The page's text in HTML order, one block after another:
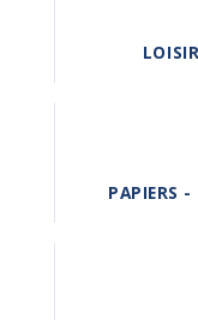
PAPIERS -